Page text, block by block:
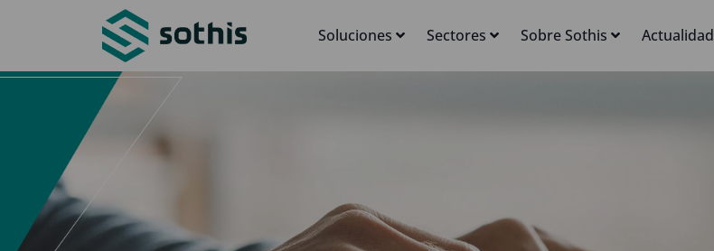
Soluciones Sectores Sobre Sothis Actualidad